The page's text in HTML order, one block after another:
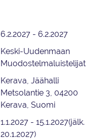
6.2.2027 - 6.2.2027
Keski-Uudenmaan
Muodostelmaluistelijat
Kerava, Jäähalli
Metsolantie 3, 04200
Kerava, Suomi
1.1.2027 - 15.1.2027(jälk.
20.1.2027)